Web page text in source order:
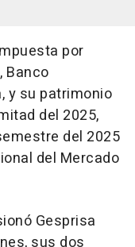
por
Banco
y su patrimonio
del 2025,
del 2025
del Mercado
Gesprisa
sus dos